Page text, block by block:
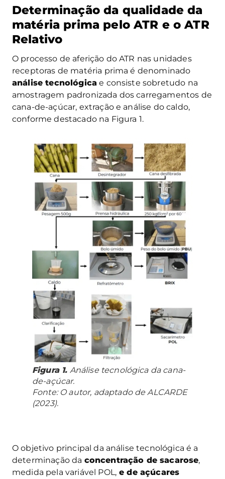
Determinação da qualidade da
matéria prima pelo ATR e o ATR
Relativo
O processo de aferição do ATR nas unidades
receptoras de matéria prima é denominado
análise tecnológica e consiste sobretudo na
amostragem padronizada dos carregamentos de
cana-de-açúcar, extração e análise do caldo,
conforme destacado na Figura 1.
Figura 1. Análise tecnológica da cana-
de-açúcar.
Fonte: O autor, adaptado de ALCARDE
(2023).
O objetivo principal da análise tecnológica é a
determinação da concentração de sacarose,
medida pela variável POL, e de açúcares